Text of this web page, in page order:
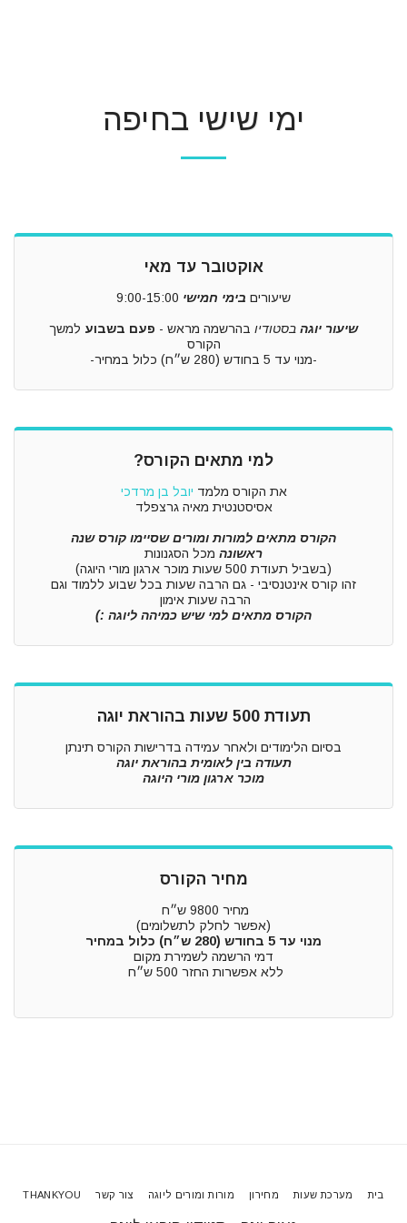
ימי שישי בחיפה
אוקטובר עד מאי
שיעורים בימי חמישי
שיעור יוגה בסטודיו בהרשמה מראש - פעם בשבוע למשך
הקורס
-מנוי עד 5 בחודש (280 ש״ח) כלול במחיר-
למי מתאים הקורס?
את הקורס מלמד יובל בן מרדכי
אסיסטנטית מאיה גרצפלד
הקורס מתאים למורות ומורים שסיימו קורס שנה
ראשונה מכל הסגנונות
(בשביל תעודת 500 שעות מוכר ארגון מורי היוגה)
זהו קורס אינטנסיבי - גם הרבה שעות בכל שבוע ללמוד וגם
הרבה שעות אימון
הקורס מתאים למי שיש כמיהה ליוגה :)
תעודת 500 שעות בהוראת יוגה
בסיום הלימודים ולאחר עמידה בדרישות הקורס תינתן
תעודה בין לאומית בהוראת יוגה
מוכר ארגון מורי היוגה
מחיר הקורס
מחיר 9800 ש״ח
(אפשר לחלק לתשלומים)
מנוי עד 5 בחודש (280 ש״ח) כלול במחיר
דמי הרשמה לשמירת מקום
ללא אפשרות החזר 500 ש״ח
בית מערכת שעות מחירון מורות ומורים ליוגה צור קשר THANKYOU